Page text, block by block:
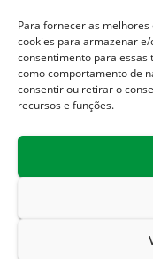
Para fornecer as
cookies para armazenar
consentimento para
como comportamento de
consentir ou retirar o
recursos e funções.
Jornal Italia é uma